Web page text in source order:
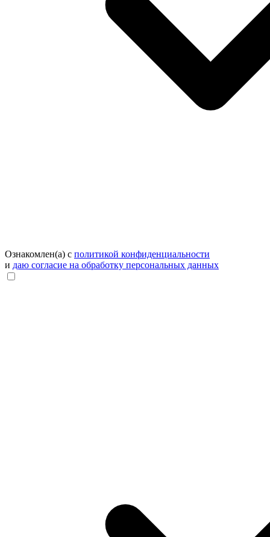
Ознакомлен(а) с политикой конфиденциальности
и даю согласие на обработку персональных данных